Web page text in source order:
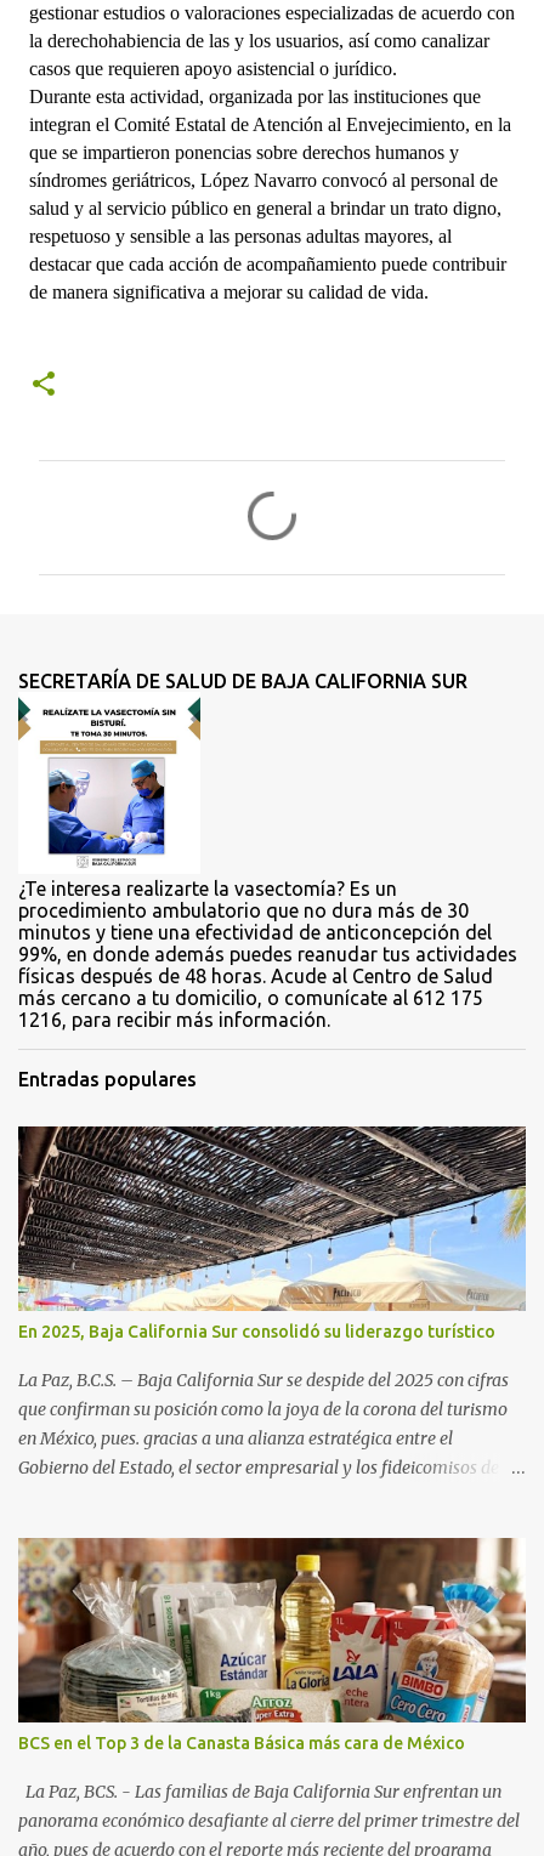
gestionar estudios o valoraciones especializadas de acuerdo con
la derechohabiencia de las y los usuarios, así como canalizar
casos que requieren apoyo asistencial o jurídico.
Durante esta actividad, organizada por las instituciones que
integran el Comité Estatal de Atención al Envejecimiento, en la
que se impartieron ponencias sobre derechos humanos y
síndromes geriátricos, López Navarro convocó al personal de
salud y al servicio público en general a brindar un trato digno,
respetuoso y sensible a las personas adultas mayores, al
destacar que cada acción de acompañamiento puede contribuir
de manera significativa a mejorar su calidad de vida.
t
a
r
o
SECRETARÍA DE SALUD DE BAJA CALIFORNIA SUR
¿Te interesa realizarte la vasectomía? Es un
procedimiento ambulatorio que no dura más de 30
minutos y tiene una efectividad de anticoncepción del
99%, en donde además puedes reanudar tus actividades
físicas después de 48 horas. Acude al Centro de Salud
más cercano a tu domicilio, o comunícate al 612 175
1216, para recibir más información.
Entradas populares
En 2025, Baja California Sur consolidó su liderazgo turístico
La Paz, B.C.S. – Baja California Sur se despide del 2025 con cifras
que confirman su posición como la joya de la corona del turismo
en México, pues. gracias a una alianza estratégica entre el
Gobierno del Estado, el sector empresarial y los fideicomisos de
una derrama económica sin precedentes. Las proyecciones para
este periodo vacacional son optimistas, con un promedio estatal
que supera el 70% . Sin embargo, la sorpresa del año la ha dado el
norte del estado. Comondú encabeza las expectativas con un
impresionante 89% de ocupación, impulsado por el interés
creciente en el turismo de naturaleza. Le siguen destinos
consolidados y emergentes: Los Cabos: 72% promedio (esperando
picos del 79% en Año Nuevo). La Paz: 66%. Loreto: 58%. Mulegé:
54%. "Estamos viendo un fenómeno de diversificación. Ya no solo
vienen por el lujo de Los Cabos, sino por la aut...
BCS en el Top 3 de la Canasta Básica más cara de México
La Paz, BCS. - Las familias de Baja California Sur enfrentan un
panorama económico desafiante al cierre del primer trimestre del
año, pues de acuerdo con el reporte más reciente del programa